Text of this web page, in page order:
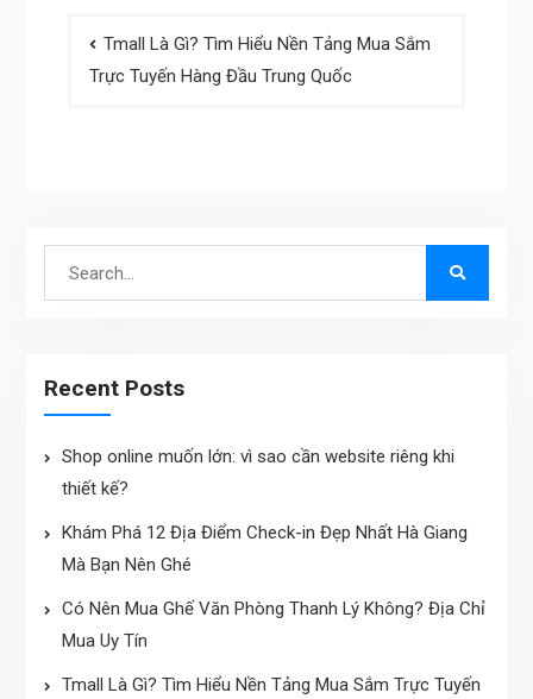
Post
navigation
Tmall Là Gì? Tìm Hiểu Nền Tảng Mua Sắm
Trực Tuyến Hàng Đầu Trung Quốc
Recent Posts
Shop online muốn lớn: vì sao cần website riêng khi
thiết kế?
Khám Phá 12 Địa Điểm Check-in Đẹp Nhất Hà Giang
Mà Bạn Nên Ghé
Có Nên Mua Ghế Văn Phòng Thanh Lý Không? Địa Chỉ
Mua Uy Tín
Tmall Là Gì? Tìm Hiểu Nền Tảng Mua Sắm Trực Tuyến